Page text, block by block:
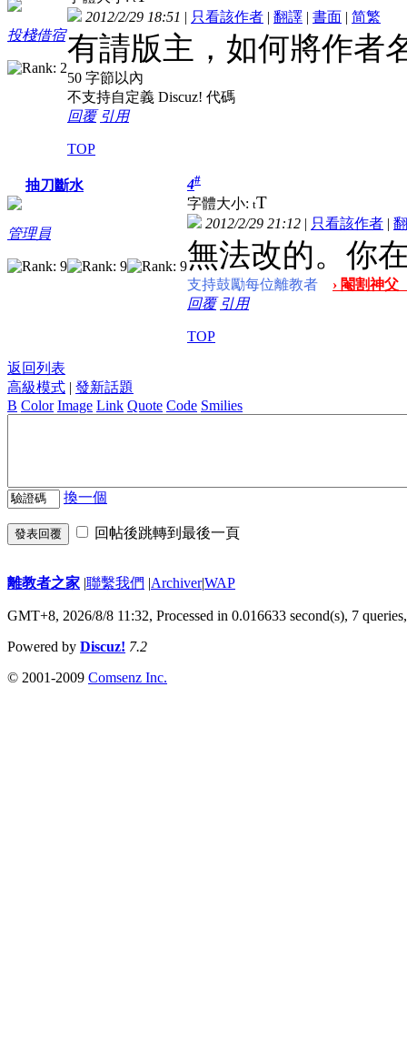
投棧借宿
2012/2/29 18:51 | 只看該作者 | 翻譯 | 書面 | 简繁
有請版主，如何將作者
50 字節以內
不支持自定義 Discuz! 代碼
回覆 引用
TOP
抽刀斷水
管理員
4#
字體大小: tT
2012/2/29 21:12 | 只看該作者 |
無法改的。你
支持鼓勵每位離教者
› 閹割神
回覆 引用
TOP
返回列表
高級模式 | 發新話題
B Color Image Link Quote Code Smilies
換一個
發表回覆 回帖後跳轉到最後一頁
離教者之家 |聯繫我們 |Archiver|WAP
GMT+8, 2026/8/8 11:32, Processed in 0.016633 second(s), 7
Powered by Discuz! 7.2
© 2001-2009 Comsenz Inc.